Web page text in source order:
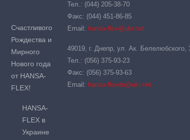
Счастливого
Рождества и
Мирного
Нового года
от HANSA-
FLEX!
HANSA-
FLEX в
Украине
Тел.: (044) 205-38-70
Факс: (044) 451-86-85
Email: hansa-flex@ukr.net
49019, г. Днепр, ул. Ак. Белелюбского,
Тел.: (056) 375-93-23
Факс: (056) 375-93-63
Email: hansa-flexdn@ukr.net